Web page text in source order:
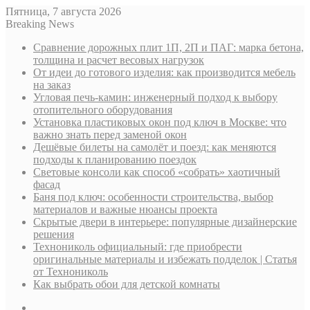
Пятница, 7 августа 2026
Breaking News
Сравнение дорожных плит 1П, 2П и ПАГ: марка бетона,
толщина и расчет весовых нагрузок
От идеи до готового изделия: как производится мебель
на заказ
Угловая печь-камин: инженерный подход к выбору
отопительного оборудования
Установка пластиковых окон под ключ в Москве: что
важно знать перед заменой окон
Дешёвые билеты на самолёт и поезд: как меняются
подходы к планированию поездок
Световые консоли как способ «собрать» хаотичный
фасад
Баня под ключ: особенности строительства, выбор
материалов и важные нюансы проекта
Скрытые двери в интерьере: популярные дизайнерские
решения
Технониколь официальный: где приобрести
оригинальные материалы и избежать подделок | Статья
от Технониколь
Как выбрать обои для детской комнаты